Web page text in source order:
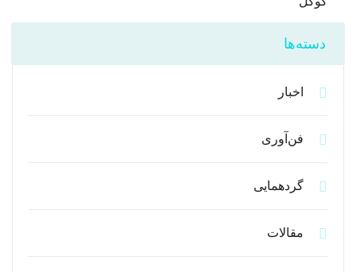
دسته‌ها
اخبار
فن‌آوری
گردهمایی
مقالات